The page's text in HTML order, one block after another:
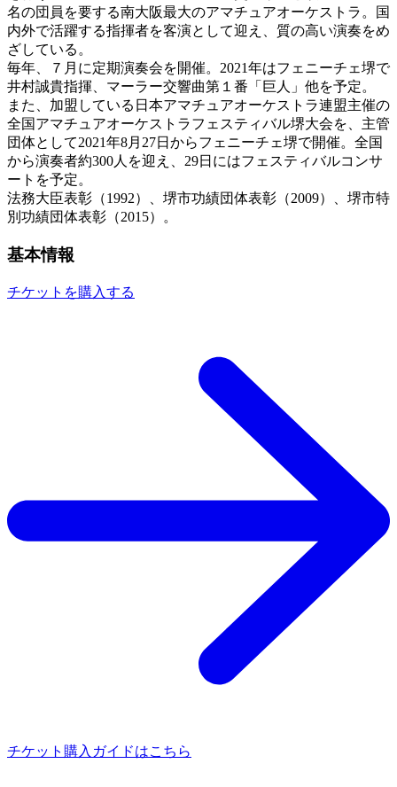
名の団員を要する南大阪最大のアマチュアオーケストラ。国
内外で活躍する指揮者を客演として迎え、質の高い演奏をめ
ざしている。
毎年、７月に定期演奏会を開催。2021年はフェニーチェ堺で
井村誠貴指揮、マーラー交響曲第１番「巨人」他を予定。
また、加盟している日本アマチュアオーケストラ連盟主催の
全国アマチュアオーケストラフェスティバル堺大会を、主管
団体として2021年8月27日からフェニーチェ堺で開催。全国
から演奏者約300人を迎え、29日にはフェスティバルコンサ
ートを予定。
法務大臣表彰（1992）、堺市功績団体表彰（2009）、堺市特
別功績団体表彰（2015）。
基本情報
チケットを購入する
チケット購入ガイドはこちら